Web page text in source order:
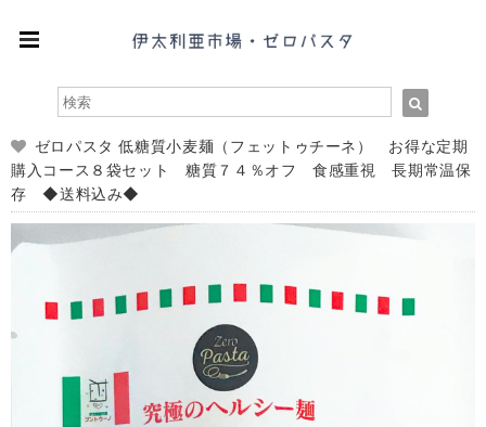
ゼロパスタ 低糖質小麦麺（フェットゥチーネ） お得な定期
購入コース８袋セット 糖質７４％オフ 食感重視 長期常温保
存 ◆送料込み◆